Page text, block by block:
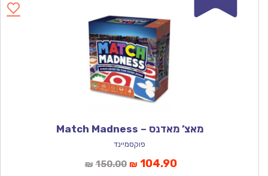
מאצ’ מאדנס – Match Madness
פוקסמיינד
₪ 150.00המחיר
₪ 104.90המחיר